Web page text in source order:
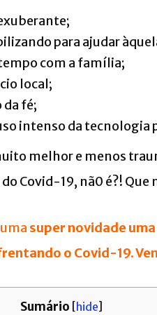
para ajudar
com a família;
local;
fé;
intenso da
melhor e menos
Covid-19, nã0 é?!
super novidade
o Covid-19.
Sumário [hide]